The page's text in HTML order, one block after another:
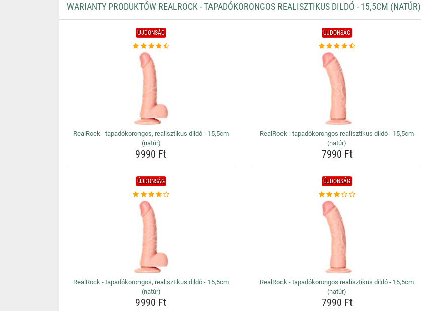
WARIANTY PRODUKTÓW REALROCK - TAPADÓKORONGOS REALISZTIKUS DILDÓ - 15,5CM (NATÚR)
ÚJDONSÁG
RealRock - tapadókorongos, realisztikus dildó - 15,5cm
(natúr)
9990 Ft
ÚJDONSÁG
RealRock - tapadókorongos realisztikus dildó - 15,5cm
(natúr)
7990 Ft
ÚJDONSÁG
RealRock - tapadókorongos, realisztikus dildó - 15,5cm
(natúr)
9990 Ft
ÚJDONSÁG
RealRock - tapadókorongos realisztikus dildó - 15,5cm
(natúr)
7990 Ft